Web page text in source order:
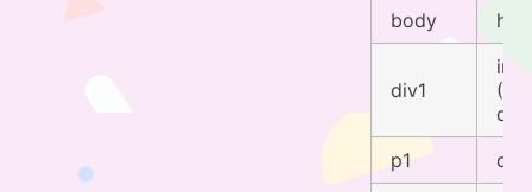
body
div1
p1
div1